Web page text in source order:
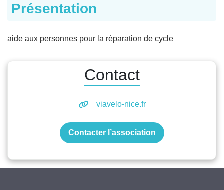
Présentation
aide aux personnes pour la réparation de cycle
Contact
viavelo-nice.fr
Contacter l’association